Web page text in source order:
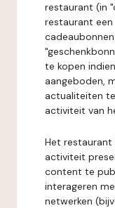
restaurant (in
restaurant
te kopen
aangeboden,
actualiteiten
activiteit van
Het restaurant
activiteit
content te
interageren
netwerken